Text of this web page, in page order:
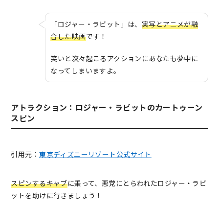
「ロジャー・ラビット」は、 実写とアニメが融
合した映画です！
笑いと次々起こるアクションにあなたも夢中に
なってしまいますよ。
アトラクション：ロジャー・ラビットのカートゥーン
スピン
引用元：東京ディズニーリゾート公式サイト
スピンするキャブに乗って、悪党にとらわれたロジャー・ラビ
ットを助けに行きましょう！